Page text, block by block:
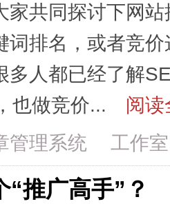
家共同探讨下网
词排名，或者竞
多人都已经了解
也做竞价...
阅读
管理系统 工作室
推广高手”？